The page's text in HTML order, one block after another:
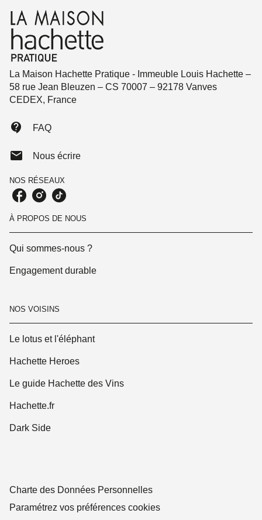
La Maison Hachette Pratique - Immeuble Louis Hachette –
58 rue Jean Bleuzen – CS 70007 – 92178 Vanves
CEDEX, France
contact_support FAQ
mail Nous écrire
NOS RÉSEAUX
À PROPOS DE NOUS
Qui sommes-nous ?
Engagement durable
NOS VOISINS
Le lotus et l'éléphant
Hachette Heroes
Le guide Hachette des Vins
Hachette.fr
Dark Side
Charte des Données Personnelles
Paramétrez vos préférences cookies